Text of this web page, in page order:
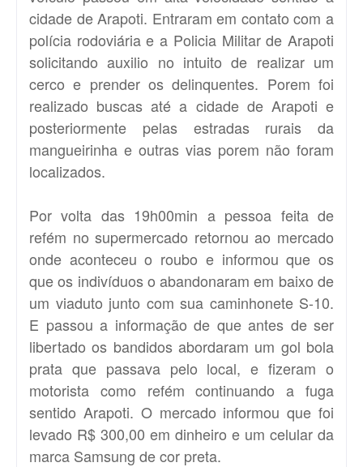
cidade de Arapoti. Entraram em contato com a
polícia rodoviária e a Policia Militar de Arapoti
solicitando auxilio no intuito de realizar um
cerco e prender os delinquentes. Porem foi
realizado buscas até a cidade de Arapoti e
posteriormente pelas estradas rurais da
mangueirinha e outras vias porem não foram
localizados.
Por volta das 19h00min a pessoa feita de
refém no supermercado retornou ao mercado
onde aconteceu o roubo e informou que os
que os indivíduos o abandonaram em baixo de
um viaduto junto com sua caminhonete S-10.
E passou a informação de que antes de ser
libertado os bandidos abordaram um gol bola
prata que passava pelo local, e fizeram o
motorista como refém continuando a fuga
sentido Arapoti. O mercado informou que foi
levado R$ 300,00 em dinheiro e um celular da
marca Samsung de cor preta.